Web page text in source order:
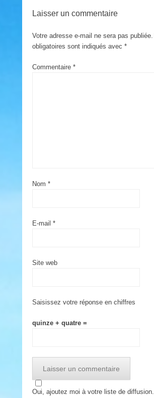
Laisser un commentaire
Votre adresse e-mail ne sera pas publiée.
obligatoires sont indiqués avec *
Commentaire *
Nom *
E-mail *
Site web
Saisissez votre réponse en chiffres
quinze + quatre =
Oui, ajoutez moi à votre liste de diffusion.